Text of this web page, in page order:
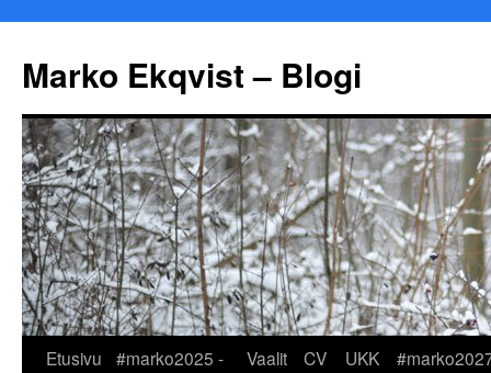
Marko Ekqvist – Blogi
Siirry
Etusivu
#marko2025 -
Vaalit CV UKK